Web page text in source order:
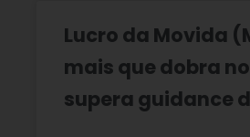
Lucro da Movida
mais que dobra no
supera guidance